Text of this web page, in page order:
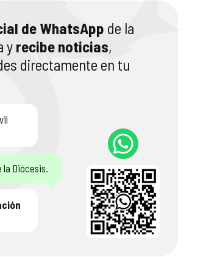
de WhatsApp de la
y recibe noticias,
directamente en tu
la Diócesis.